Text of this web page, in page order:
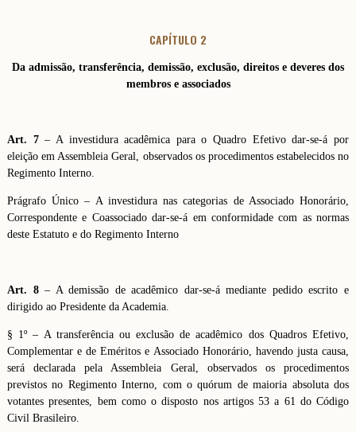
CAPÍTULO 2
Da admissão, transferência, demissão, exclusão, direitos e deveres dos
membros e associados
Art. 7– A investidura acadêmica para o Quadro Efetivo dar-se-á por
eleição em Assembleia Geral, observados os procedimentos estabelecidos no
Regimento Interno.
Prágrafo Único – A investidura nas categorias de Associado Honorário,
Correspondente e Coassociado dar-se-á em conformidade com as normas
deste Estatuto e do Regimento Interno
Art. 8– A demissão de acadêmico dar-se-á mediante pedido escrito e
dirigido ao Presidente da Academia.
§ 1º – A transferência ou exclusão de acadêmico dos Quadros Efetivo,
Complementar e de Eméritos e Associado Honorário, havendo justa causa,
será declarada pela Assembleia Geral, observados os procedimentos
previstos no Regimento Interno, com o quórum de maioria absoluta dos
votantes presentes, bem como o disposto nos artigos 53 a 61 do Código
Civil Brasileiro.